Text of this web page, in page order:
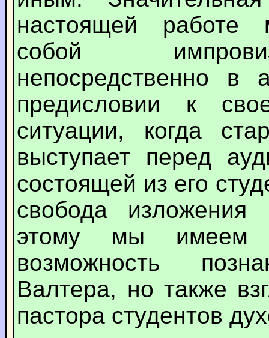
настоящей работе
собой
непосредственно в
предисловии к
ситуации, когда
выступает перед
состоящей из его
свобода изложения
этому мы имеем
возможность
Валтера, но также
пастора студентов